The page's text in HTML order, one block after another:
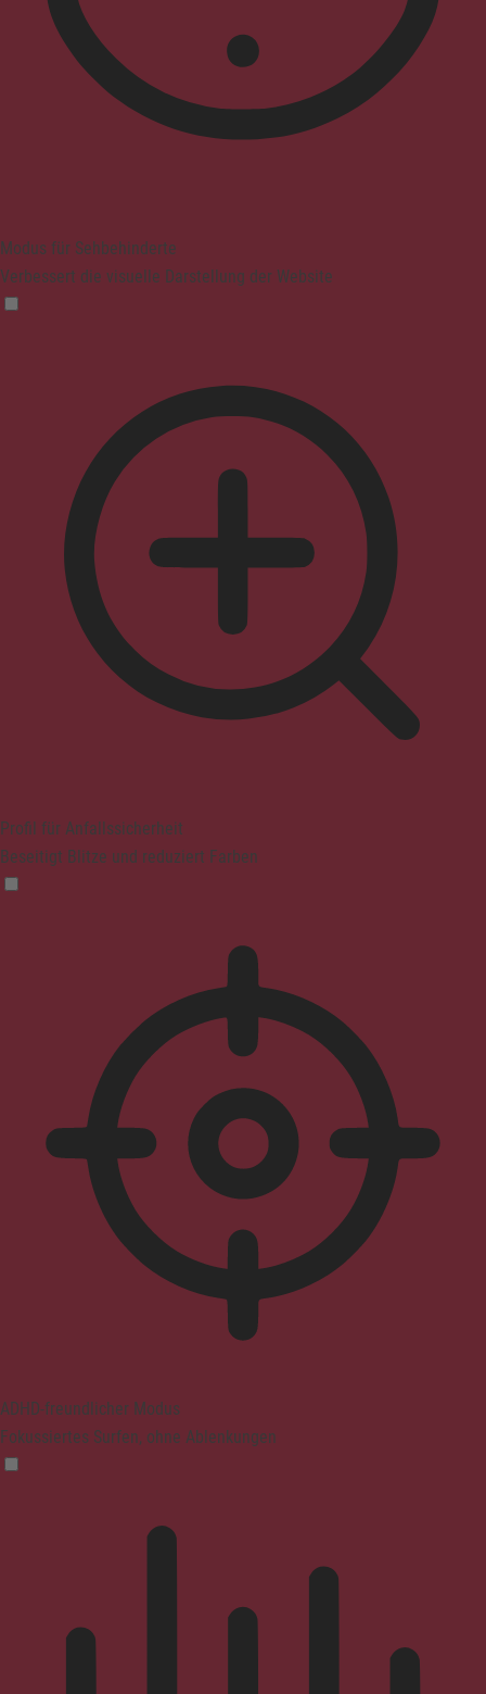
Modus für Sehbehinderte
Verbessert die visuelle Darstellung der Website
Profil für Anfallssicherheit
Beseitigt Blitze und reduziert Farben
ADHD-freundlicher Modus
Fokussiertes Surfen, ohne Ablenkungen